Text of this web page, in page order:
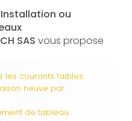
Installation ou
SAS vous propose
les courants faibles
neuve par
de tableau